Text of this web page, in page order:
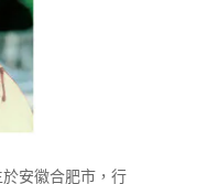
安徽合肥市，行